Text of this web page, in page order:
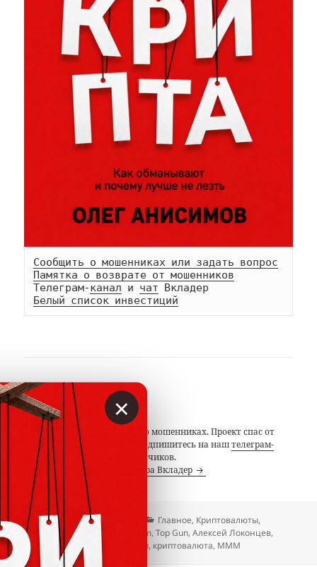
Сообщить о мошенниках или задать вопрос
Памятка о возврате от мошенников
Телеграм-канал и чат
Белый список инвестиций
АВТОР
Вкладер
С 2014 года предупреждаем о мошенниках. Проект спас от
потерь миллионы людей. Подпишитесь на наштелеграм-
канал с 19 тысячами подписчиков.
Посмотреть все записи автора Вкладер
Опубликовано
23.03.2020 Рубрики
Главное, Криптовалюты,
Лохотроны ,Отзывы Метки
Prizm,Top Gun,Алексей Локонцев,
Алексей Муратов
,барбершоп, криптовалюта, МММ
×